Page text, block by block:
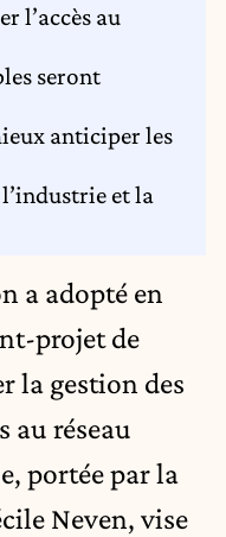
l’accès au
seront
anticiper les
et la
a adopté en
projet de
la gestion des
au réseau
portée par la
Neven, vise